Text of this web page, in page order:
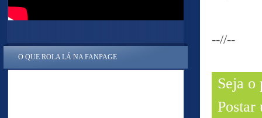
--//--
Seja o
Postar
O QUE ROLA LÁ NA FANPAGE